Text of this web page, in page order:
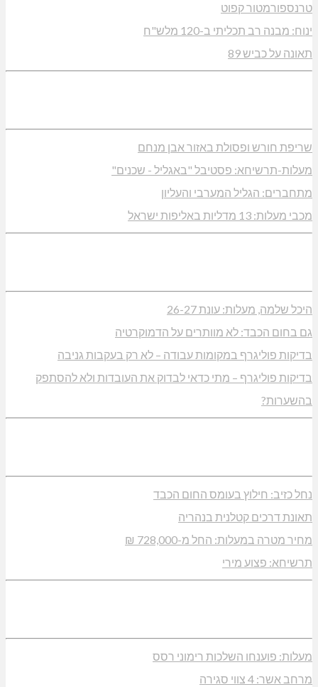
טרנספורמטור קפוט
ינוח: מבנה רב תכליתי ב-120 מלש"ח
תאונה על כביש 89
שריפת חורש ופסולת באזור אבן מנחם
מעלות-תרשיחא: פסטיבל "באגליל - שכנים"
מתחברים: הגליל המערבי והעליון
מכבי מעלות: 13 מדליות באליפות ישראל
היכל שלמה, מעלות: עונת 26-27
גם בחום הכבד: לא מוותרים על הדמוקרטיה
בדיקות פוליגרף במקומות עבודה – לא רק בעקבות גניבה
בדיקות פוליגרף – מתי כדאי לבדוק את העובדות ולא להסתפק
בהשערות?
נחל כזיב: חילוץ בעומס החום הכבד
תאונת דרכים קטלנית בנהריה
מחיר מטרה במעלות: החל מ-728,000 ₪
תרשיחא: פצוע מירי
מעלות: פוענחו השלכות רימוני רסס
מרחב אשר: 4 צווי סגירה